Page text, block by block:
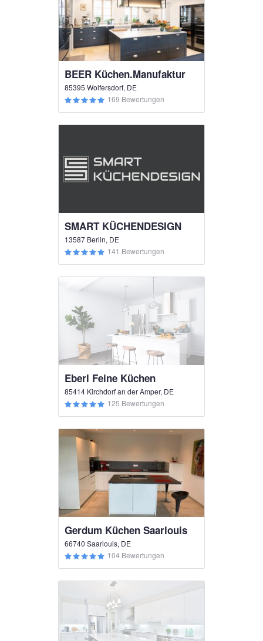
BEER Küchen.Manufaktur
85395 Wolfersdorf, DE
169 Bewertungen
SMART KÜCHENDESIGN
13587 Berlin, DE
141 Bewertungen
Eberl Feine Küchen
85414 Kirchdorf an der Amper, DE
125 Bewertungen
Gerdum Küchen Saarlouis
66740 Saarlouis, DE
104 Bewertungen